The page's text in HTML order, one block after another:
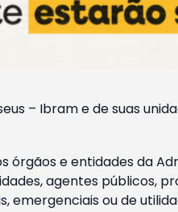
– Ibram e de suas
e entidades da
agentes públicos,
emergenciais ou de